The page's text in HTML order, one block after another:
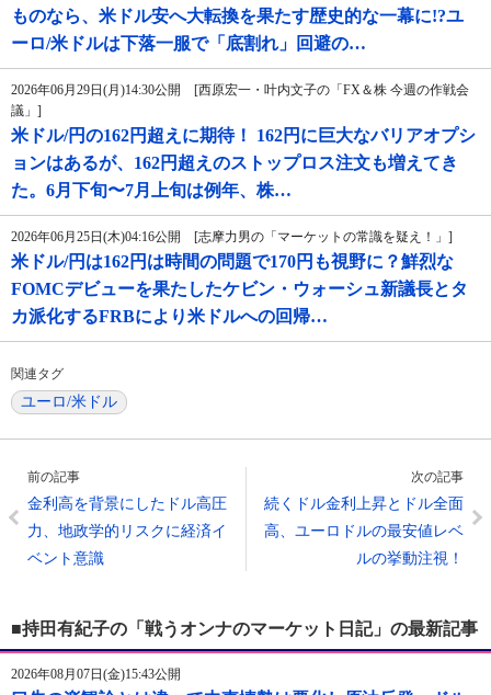
ものなら、米ドル安へ大転換を果たす歴史的な一幕に!?ユ
ーロ/米ドルは下落一服で「底割れ」回避の…
2026年06月29日(月)14:30公開 [西原宏一・叶内文子の「FX＆株 今週の作戦会
議」]
米ドル/円の162円超えに期待！ 162円に巨大なバリアオプシ
ョンはあるが、162円超えのストップロス注文も増えてき
た。6月下旬〜7月上旬は例年、株…
2026年06月25日(木)04:16公開 [志摩力男の「マーケットの常識を疑え！」]
米ドル/円は162円は時間の問題で170円も視野に？鮮烈な
FOMCデビューを果たしたケビン・ウォーシュ新議長とタ
カ派化するFRBにより米ドルへの回帰…
関連タグ
ユーロ/米ドル
前の記事
金利高を背景にしたドル高圧
力、地政学的リスクに経済イ
ベント意識
次の記事
続くドル金利上昇とドル全面
高、ユーロドルの最安値レベ
ルの挙動注視！
■持田有紀子の「戦うオンナのマーケット日記」の最新記事
2026年08月07日(金)15:43公開